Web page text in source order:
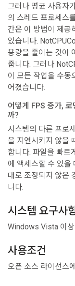
그러나 평균 사용자
의 스레드 프로세스
간은 이 방법이 제공
있습니다.
용량을 줄이는 것이
줍니다. 그러나
이 모든 작업을 수동
어졌습니다.
어떻게 FPS 증가,
까?
시스템의 다른 프로
을 지연시키지 않을
합니다. 파일을 빠르
에 액세스할 수 있을
대로 조정되지 않은
니다.
시스템 요구사
Windows Vista 이상
사용조건
오픈 소스 라이선스